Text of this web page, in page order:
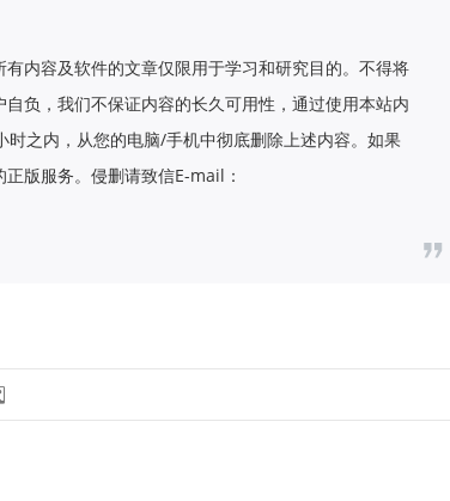
内容及软件的文章仅限用于学习和研究目的。不得将
负，我们不保证内容的长久可用性，通过使用本站内
之内，从您的电脑/手机中彻底删除上述内容。如果
版服务。侵删请致信E-mail：